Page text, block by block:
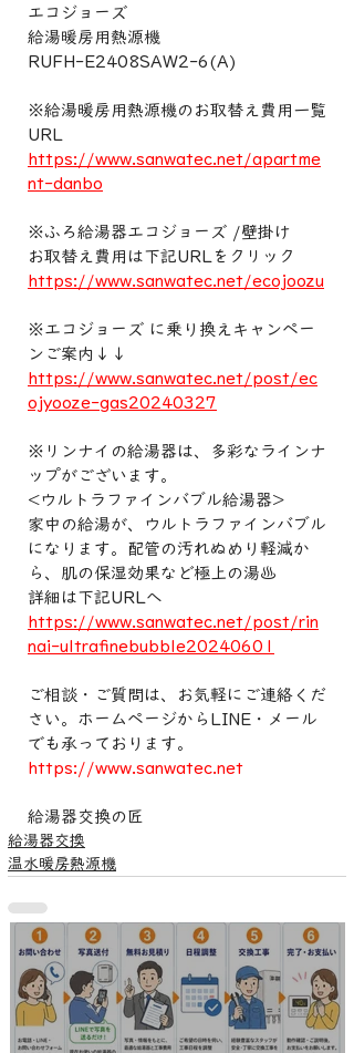
エコジョーズ
給湯暖房用熱源機
RUFH-E2408SAW2-6(A)
※給湯暖房用熱源機のお取替え費用一覧
URL
https://www.sanwatec.net/apartme
nt-danbo
※ふろ給湯器エコジョーズ /壁掛け
お取替え費用は下記URLをクリック
https://www.sanwatec.net/ecojoozu
※エコジョーズ に乗り換えキャンペー
ンご案内↓↓
https://www.sanwatec.net/post/ec
ojyooze-gas20240327
※リンナイの給湯器は、多彩なラインナ
ップがございます。
<ウルトラファインバブル給湯器>
家中の給湯が、ウルトラファインバブル
になります。配管の汚れぬめり軽減か
ら、肌の保湿効果など極上の湯♨️
詳細は下記URLへ
https://www.sanwatec.net/post/rin
nai-ultrafinebubble20240601
ご相談・ご質問は、お気軽にご連絡くだ
さい。ホームページからLINE・メール
でも承っております。
https://www.sanwatec.net
給湯器交換の匠
給湯器交換
温水暖房熱源機